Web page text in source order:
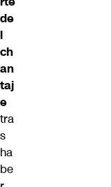
de
l
ch
an
taj
e
tra
s
ha
be